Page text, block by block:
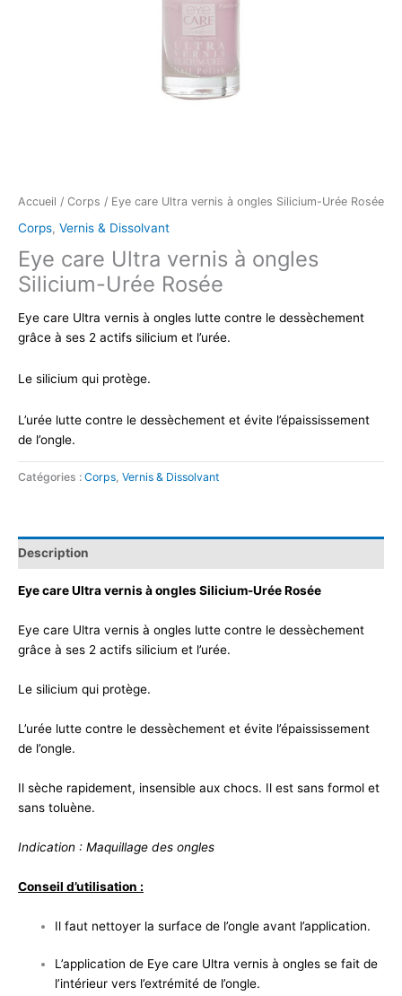
Accueil / Corps / Eye care Ultra vernis à ongles Silicium-Urée Rosée
Corps, Vernis & Dissolvant
Eye care Ultra vernis à ongles
Silicium-Urée Rosée
Eye care Ultra vernis à ongles lutte contre le dessèchement
grâce à ses 2 actifs silicium et l’urée.
Le silicium qui protège.
L’urée lutte contre le dessèchement et évite l’épaississement
de l’ongle.
Catégories : Corps, Vernis & Dissolvant
Description
Eye care Ultra vernis à ongles Silicium-Urée Rosée
Eye care Ultra vernis à ongles lutte contre le dessèchement
grâce à ses 2 actifs silicium et l’urée.
Le silicium qui protège.
L’urée lutte contre le dessèchement et évite l’épaississement
de l’ongle.
Il sèche rapidement, insensible aux chocs. Il est sans formol et
sans toluène.
Indication : Maquillage des ongles
Conseil d’utilisation :
Il faut nettoyer la surface de l’ongle avant l’application.
L’application de Eye care Ultra vernis à ongles se fait de
l’intérieur vers l’extrémité de l’ongle.